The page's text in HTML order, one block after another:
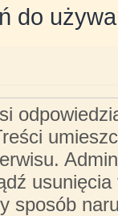
do
sposób